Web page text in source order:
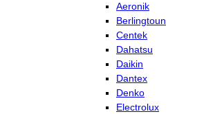
Aeronik
Berlingtoun
Centek
Dahatsu
Daikin
Dantex
Denko
Electrolux